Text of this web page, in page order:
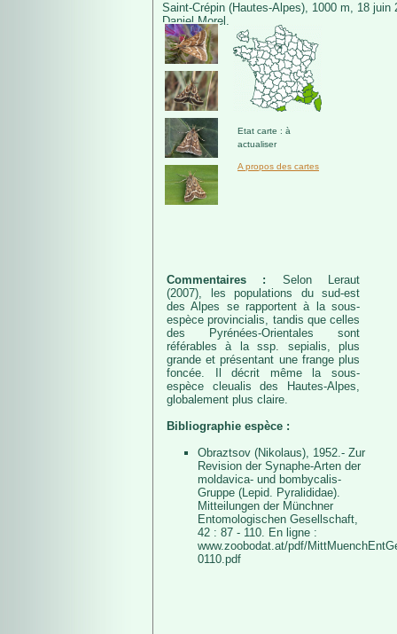
Saint-Crépin (Hautes-Alpes), 1000 m, 18 juin
Daniel Morel.
Etat carte : à
actualiser
A propos des cartes
Commentaires : Selon Leraut
(2007), les populations du sud-est
des Alpes se rapportent à la sous-
espèce provincialis, tandis que celles
des Pyrénées-Orientales sont
référables à la ssp. sepialis, plus
grande et présentant une frange plus
foncée. Il décrit même la sous-
espèce cleualis des Hautes-Alpes,
globalement plus claire.
Bibliographie espèce :
Obraztsov (Nikolaus), 1952.- Zur
Revision der Synaphe-Arten der
moldavica- und bombycalis-
Gruppe (Lepid. Pyralididae).
Mitteilungen der Münchner
Entomologischen Gesellschaft,
42 : 87 - 110. En ligne :
www.zoobodat.at/pdf/
0110.pdf